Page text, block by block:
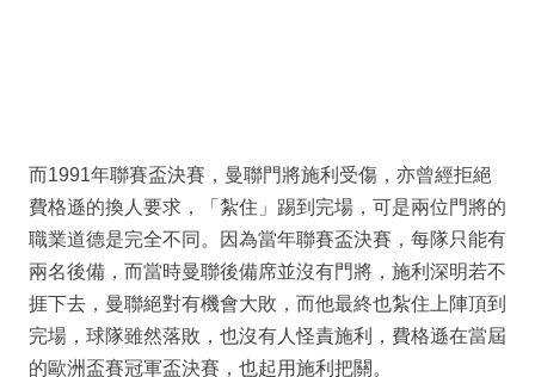
而1991年聯賽盃決賽，曼聯門將施利受傷，亦曾經拒絕
費格遜的換人要求，「紮住」踢到完場，可是兩位門將的
職業道德是完全不同。因為當年聯賽盃決賽，每隊只能有
兩名後備，而當時曼聯後備席並沒有門將，施利深明若不
捱下去，曼聯絕對有機會大敗，而他最終也紮住上陣頂到
完場，球隊雖然落敗，也沒有人怪責施利，費格遜在當屆
的歐洲盃賽冠軍盃決賽，也起用施利把關。